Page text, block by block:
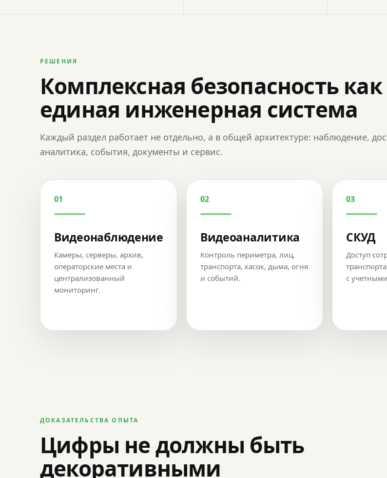
РЕШЕНИЯ
Комплексная безопасность как
единая инженерная система
Каждый раздел работает не отдельно, а в общей архитектуре: наблюдение,
аналитика, события, документы и сервис.
01
Видеонаблюдение
Камеры, серверы, архив,
операторские места и
централизованный
мониторинг.
02
Видеоаналитика
Контроль периметра, лиц,
транспорта, касок, дыма, огня
и событий.
03
СКУД
Доступ
с
ДОКАЗАТЕЛЬСТВА ОПЫТА
Цифры не должны быть
декоративными